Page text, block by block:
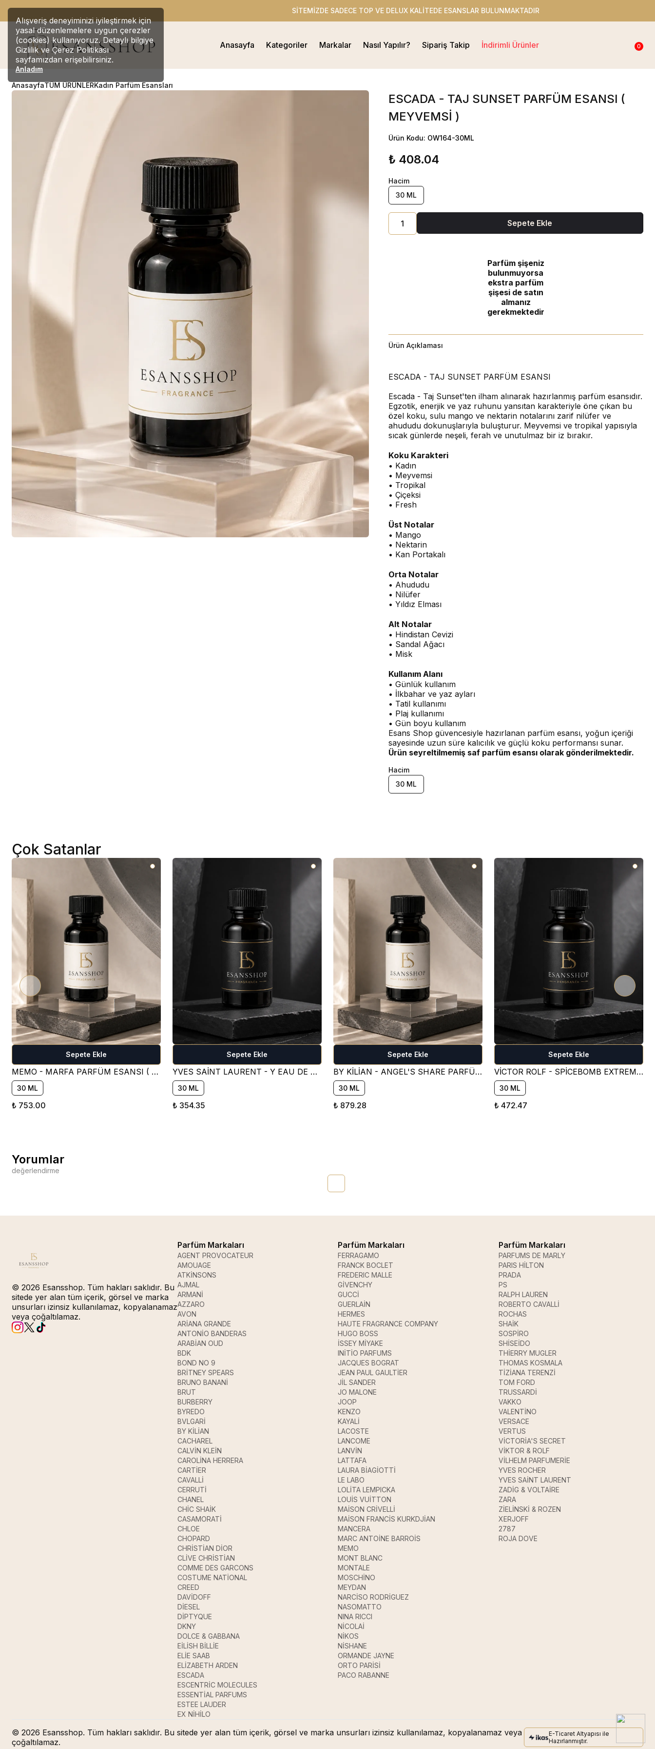
Alışveriş deneyiminizi iyileştirmek için
yasal düzenlemelere uygun çerezler
(cookies) kullanıyoruz. Detaylı bilgiye
Gizlilik ve Çerez Politikası
sayfamızdan erişebilirsiniz.
Anladım
SİTEMİZDE SADECE TOP VE DELUX KALİTEDE ESANSLAR BULUNMAKTADIR
Anasayfa Kategoriler Markalar Nasıl Yapılır? Sipariş Takip İndirimli Ürünler 0
AnasayfaTÜM ÜRÜNLERKadın Parfüm Esansları
ESCADA - TAJ SUNSET PARFÜM ESANSI (
MEYVEMSİ )
Ürün Kodu: OW164-30ML
₺ 408.04
Hacim
30 ML
Sepete Ekle
Parfüm şişeniz
bulunmuyorsa
ekstra parfüm
şişesi de satın
almanız
gerekmektedir
Ürün Açıklaması
ESCADA - TAJ SUNSET PARFÜM ESANSI
Escada - Taj Sunset'ten ilham alınarak hazırlanmış parfüm esansıdır.
Egzotik, enerjik ve yaz ruhunu yansıtan karakteriyle öne çıkan bu
özel koku, sulu mango ve nektarin notalarını zarif nilüfer ve
ahududu dokunuşlarıyla buluşturur. Meyvemsi ve tropikal yapısıyla
sıcak günlerde neşeli, ferah ve unutulmaz bir iz bırakır.
Koku Karakteri
• Kadın
• Meyvemsi
• Tropikal
• Çiçeksi
• Fresh
Üst Notalar
• Mango
• Nektarin
• Kan Portakalı
Orta Notalar
• Ahududu
• Nilüfer
• Yıldız Elması
Alt Notalar
• Hindistan Cevizi
• Sandal Ağacı
• Misk
Kullanım Alanı
• Günlük kullanım
• İlkbahar ve yaz ayları
• Tatil kullanımı
• Plaj kullanımı
• Gün boyu kullanım
Esans Shop güvencesiyle hazırlanan parfüm esansı, yoğun içeriği
sayesinde uzun süre kalıcılık ve güçlü koku performansı sunar.
Ürün seyreltilmemiş saf parfüm esansı olarak gönderilmektedir.
Hacim
30 ML
Çok Satanlar
Sepete Ekle
MEMO - MARFA PARFÜM ESANSI ( ÇİÇEKSİ )
30 ML
₺ 753.00
Sepete Ekle
YVES SAİNT LAURENT - Y EAU DE PARFUM PARFÜM ESANSI ( TATLI )
30 ML
₺ 354.35
Sepete Ekle
BY KİLİAN - ANGEL'S SHARE PARFÜM ESANSI ( TATLI )
30 ML
₺ 879.28
Sepete Ekle
VİCTOR ROLF - SPİCEBOMB EXTREME PARFÜM ESANSI ( BAHARATLI )
30 ML
₺ 472.47
Yorumlar
değerlendirme
© 2026 Esansshop. Tüm hakları saklıdır. Bu
sitede yer alan tüm içerik, görsel ve marka
unsurları izinsiz kullanılamaz, kopyalanamaz
veya çoğaltılamaz.
Parfüm Markaları
AGENT PROVOCATEUR
AMOUAGE
ATKİNSONS
AJMAL
ARMANİ
AZZARO
AVON
ARİANA GRANDE
ANTONİO BANDERAS
ARABİAN OUD
BDK
BOND NO 9
BRİTNEY SPEARS
BRUNO BANANİ
BRUT
BURBERRY
BYREDO
BVLGARİ
BY KİLİAN
CACHAREL
CALVİN KLEİN
CAROLİNA HERRERA
CARTİER
CAVALLİ
CERRUTİ
CHANEL
CHİC SHAİK
CASAMORATİ
CHLOE
CHOPARD
CHRİSTİAN DİOR
CLİVE CHRİSTİAN
COMME DES GARCONS
COSTUME NATİONAL
CREED
DAVİDOFF
DİESEL
DİPTYQUE
DKNY
DOLCE & GABBANA
EİLİSH BİLLİE
ELİE SAAB
ELİZABETH ARDEN
ESCADA
ESCENTRİC MOLECULES
ESSENTİAL PARFUMS
ESTEE LAUDER
EX NİHİLO
Parfüm Markaları
FERRAGAMO
FRANCK BOCLET
FREDERIC MALLE
GİVENCHY
GUCCİ
GUERLAİN
HERMES
HAUTE FRAGRANCE COMPANY
HUGO BOSS
İSSEY MİYAKE
INİTİO PARFUMS
JACQUES BOGRAT
JEAN PAUL GAULTİER
JİL SANDER
JO MALONE
JOOP
KENZO
KAYALİ
LACOSTE
LANCOME
LANVİN
LATTAFA
LAURA BİAGİOTTİ
LE LABO
LOLİTA LEMPICKA
LOUİS VUİTTON
MAİSON CRİVELLİ
MAİSON FRANCİS KURKDJİAN
MANCERA
MARC ANTOİNE BARROİS
MEMO
MONT BLANC
MONTALE
MOSCHİNO
MEYDAN
NARCİSO RODRİGUEZ
NASOMATTO
NINA RICCI
NİCOLAİ
NİKOS
NİSHANE
ORMANDE JAYNE
ORTO PARİSİ
PACO RABANNE
Parfüm Markaları
PARFUMS DE MARLY
PARIS HİLTON
PRADA
PS
RALPH LAUREN
ROBERTO CAVALLİ
ROCHAS
SHAİK
SOSPİRO
SHİSEİDO
THİERRY MUGLER
THOMAS KOSMALA
TİZİANA TERENZİ
TOM FORD
TRUSSARDİ
VAKKO
VALENTİNO
VERSACE
VERTUS
VİCTORİA'S SECRET
VİKTOR & ROLF
VİLHELM PARFUMERİE
YVES ROCHER
YVES SAİNT LAURENT
ZADİG & VOLTAİRE
ZARA
ZİELİNSKİ & ROZEN
XERJOFF
2787
ROJA DOVE
© 2026 Esansshop. Tüm hakları saklıdır. Bu sitede yer alan tüm içerik, görsel ve marka unsurları izinsiz kullanılamaz, kopyalanamaz veya
çoğaltılamaz.
E-Ticaret Altyapısı ile
Hazırlanmıştır.